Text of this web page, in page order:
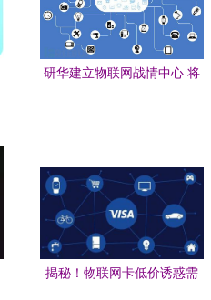
研华建立物联网战情中心 将
揭秘！物联网卡低价诱惑需